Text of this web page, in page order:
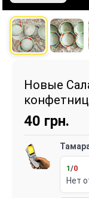
Новые
40 грн.
1/0
Нет